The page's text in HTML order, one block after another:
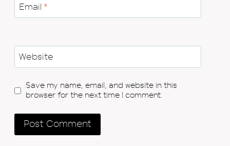
Email *
Website
Save my name, email, and website in this
browser for the next time I comment.